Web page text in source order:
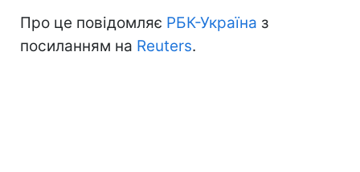
Про це повідомляє РБК-Україна з
посиланням на Reuters.